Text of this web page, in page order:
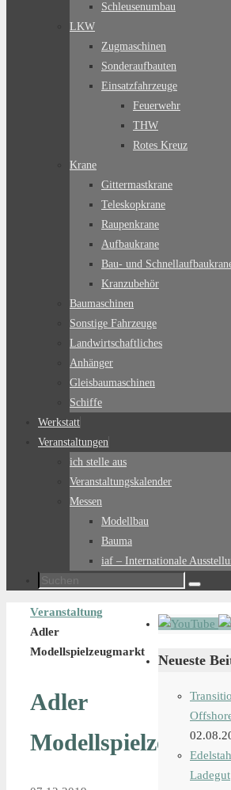
Schleusenumbau
LKW
Zugmaschinen
Sonderaufbauten
Einsatzfahrzeuge
Feuerwehr
THW
Rotes Kreuz
Krane
Gittermastkrane
Teleskopkrane
Raupenkrane
Aufbaukrane
Bau- und
Kranzubehör
Baumaschinen
Sonstige Fahrzeuge
Landwirtschaftliches
Anhänger
Gleisbaumaschinen
Schiffe
Werkstatt
Veranstaltungen
ich stelle aus
Veranstaltungskalender
Messen
Modellbau
Bauma
iaf – Internationale
Suchen
Suchen
Start
Veranstaltung
Adler
Modellspielzeugmarkt
Adler
Neueste
Ladegut